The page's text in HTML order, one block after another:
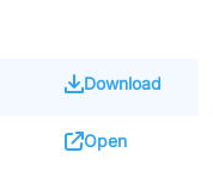
Download
Open